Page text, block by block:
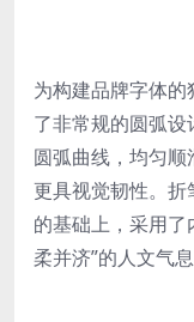
为构建品牌字体
了非常规的圆弧
圆弧曲线，均匀顺
更具视觉韧性。
的基础上，采用了
柔并济”的人文气息